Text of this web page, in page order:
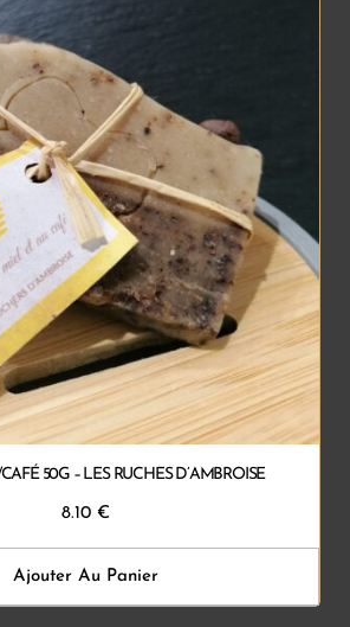
50G – LES RUCHES D’AMBROISE
8.10 €
Ajouter Au Panier